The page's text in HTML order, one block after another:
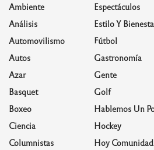
Ambiente
Análisis
Automovilismo
Autos
Azar
Basquet
Boxeo
Ciencia
Columnistas
Espectáculos
Estilo Y
Fútbol
Gastronomía
Gente
Golf
Hablemos Un
Hockey
Hoy Comunidad